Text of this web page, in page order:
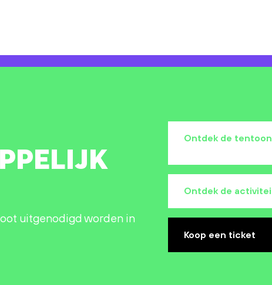
Ontdek de
Ontdek de
Koop een ticket
uitgenodigd worden in